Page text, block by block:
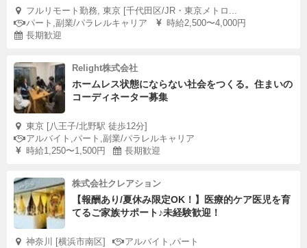
フルリモート勤務, 東京 [千代田区/JR・東京メトロ...
パート,副業/パラレルキャリア
時給2,500〜4,000円
長期歓迎
Relight株式会社
ホームレス状態にならない社会をつくる。住まいの
コーディネーター募集
東京 [八王子/北野駅 徒歩12分]
アルバイト,パート,副業/パラレルキャリア
時給1,250〜1,500円
長期歓迎
株式会社クレアション
【報酬あり/夏休み限定OK！】医療的ケア医児を育
てるご家族サポート♪未経験歓迎！
神奈川 [横浜市南区]
アルバイト,パート